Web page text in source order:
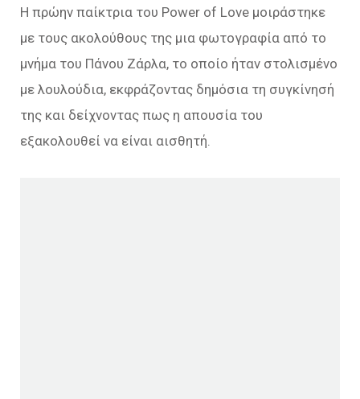
Η πρώην παίκτρια του Power of Love μοιράστηκε
με τους ακολούθους της μια φωτογραφία από το
μνήμα του Πάνου Ζάρλα, το οποίο ήταν στολισμένο
με λουλούδια, εκφράζοντας δημόσια τη συγκίνησή
της και δείχνοντας πως η απουσία του
εξακολουθεί να είναι αισθητή.